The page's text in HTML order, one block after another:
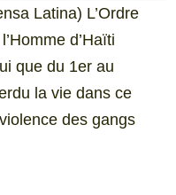
Latina) L’Ordre
d’Haïti
que du 1er au
la vie dans ce
des gangs